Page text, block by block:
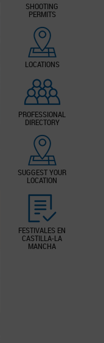
SHOOTING
PERMITS
LOCATIONS
PROFESSIONAL
DIRECTORY
SUGGEST YOUR
LOCATION
FESTIVALES EN
CASTILLA-LA
MANCHA